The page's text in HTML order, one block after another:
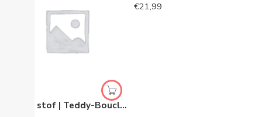
Ballon stof | Teddy-Bouclé | Ecru
€21,99